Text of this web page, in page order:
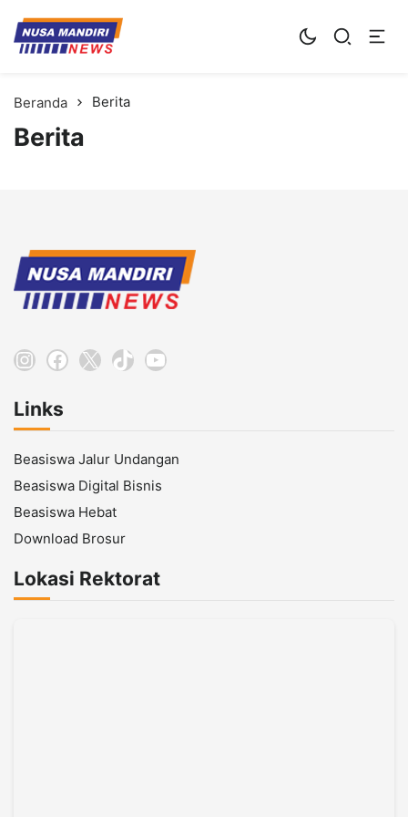
Kampus Digital Bisnis
Universitas Nusa Mandiri
Beranda Berita
Berita
Instagram
Facebook
X TikTokYouTube
Links
Beasiswa Jalur Undangan
Beasiswa Digital Bisnis
Beasiswa Hebat
Download Brosur
Lokasi Rektorat